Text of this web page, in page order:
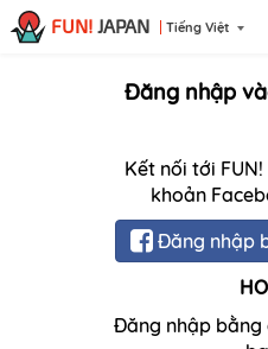
FUN! JAPAN Tiếng Việt
Đăng nhập
Kết nối tới
khoản
Đăng nhập
Đăng nhập bằng